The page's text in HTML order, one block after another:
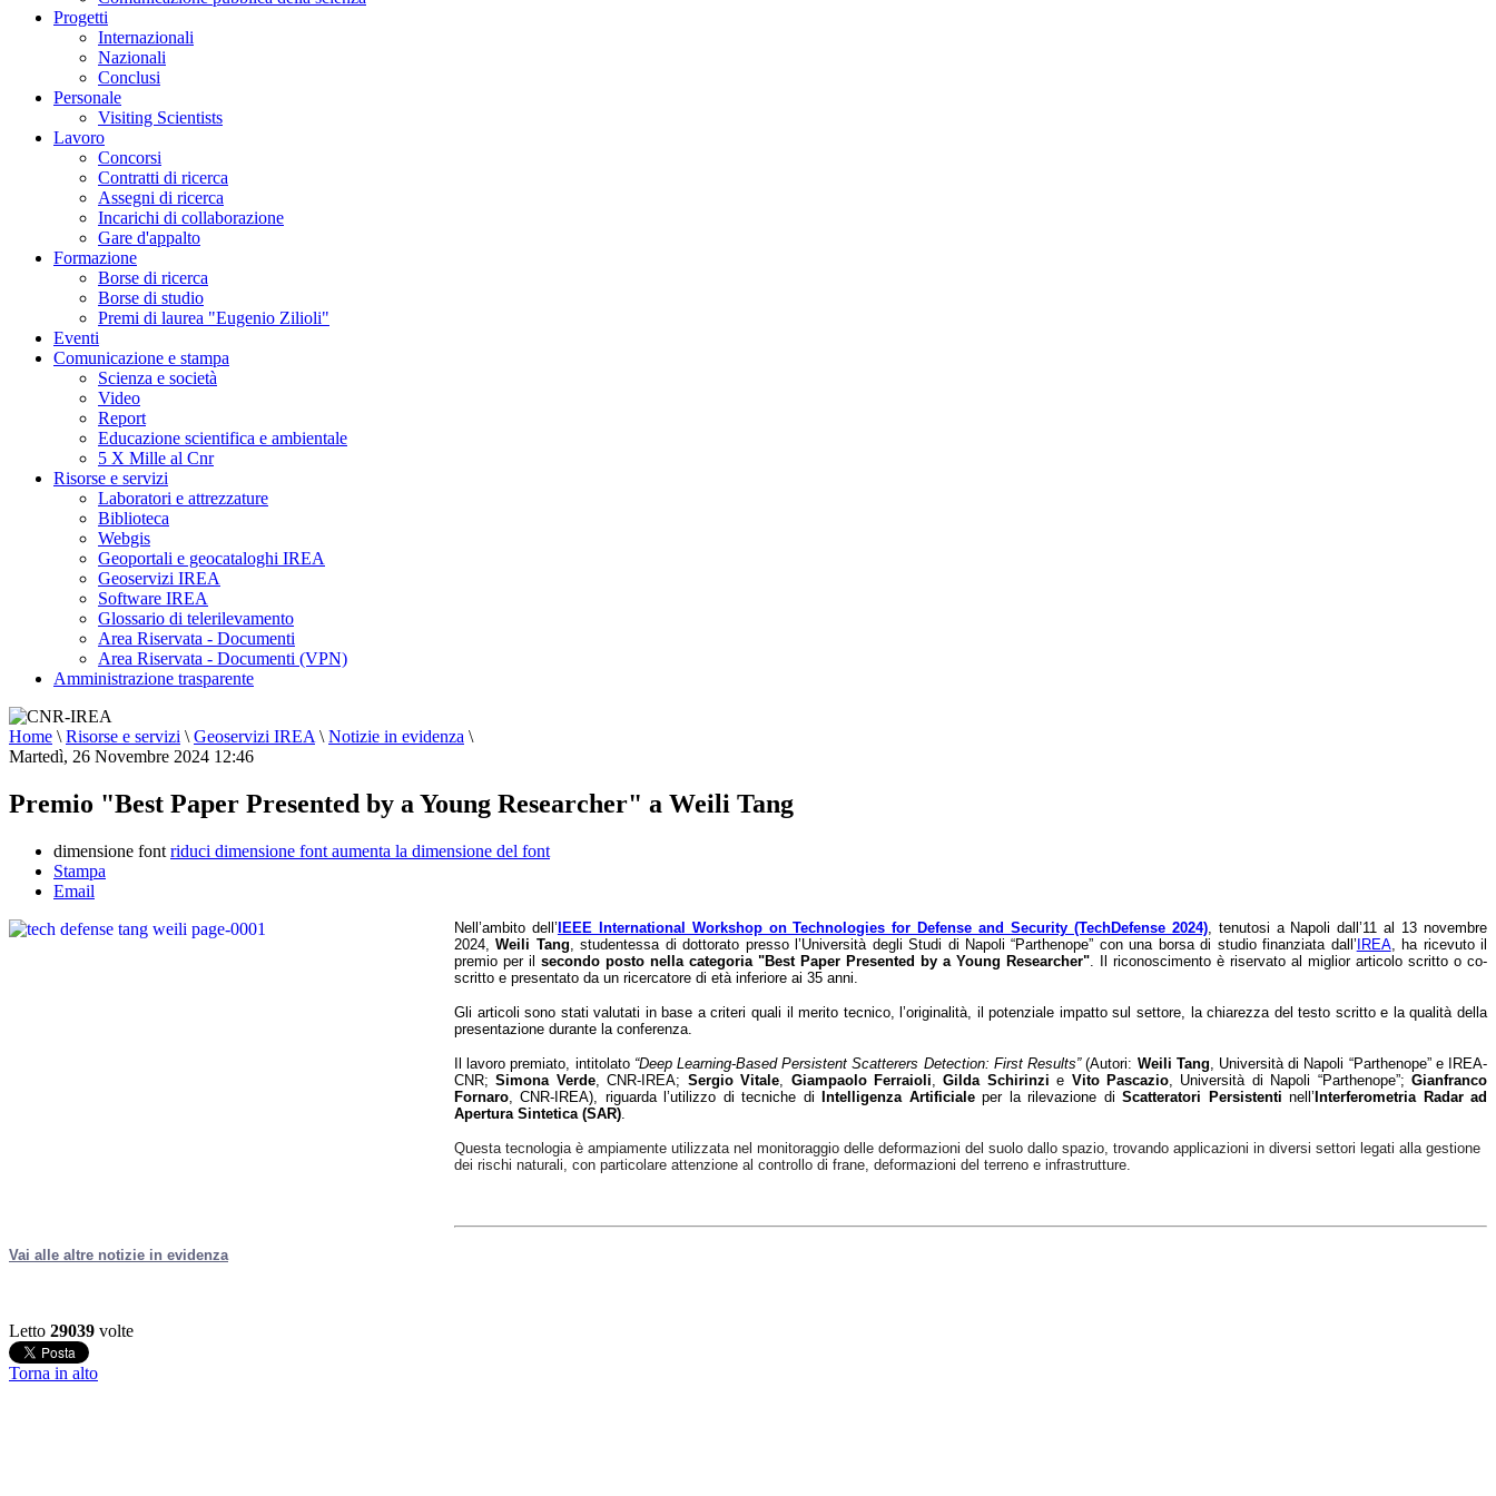
Progetti
Internazionali
Nazionali
Conclusi
Personale
Visiting Scientists
Lavoro
Concorsi
Contratti di ricerca
Assegni di ricerca
Incarichi di collaborazione
Gare d'appalto
Formazione
Borse di ricerca
Borse di studio
Premi di laurea "Eugenio Zilioli"
Eventi
Comunicazione e stampa
Scienza e società
Video
Report
Educazione scientifica e ambientale
5 X Mille al Cnr
Risorse e servizi
Laboratori e attrezzature
Biblioteca
Webgis
Geoportali e geocataloghi IREA
Geoservizi IREA
Software IREA
Glossario di telerilevamento
Area Riservata - Documenti
Area Riservata - Documenti (VPN)
Amministrazione trasparente
Home \ Risorse e servizi \ Geoservizi IREA \ Notizie in evidenza \
Martedì, 26 Novembre 2024 12:46
Premio "Best Paper Presented by a Young Researcher" a Weili Tang
dimensione font riduci dimensione font aumenta la dimensione del font
Stampa
Email
Nell’ambito dell’ IEEE International Workshop on Technologies for Defense and Security (TechDefense 2024), tenutosi a Napoli dall’11 al 13 novembre
2024,Weili Tang , studentessa di dottorato presso l’Università degli Studi di Napoli “Parthenope” con una borsa di studio finanziata dall’ IREA, ha ricevuto il
premio per il secondo posto nella categoria "Best Paper Presented by a Young Researcher" . Il riconoscimento è riservato al miglior articolo scritto o co-
scritto e presentato da un ricercatore di età inferiore ai 35 anni.
Gli articoli sono stati valutati in base a criteri quali il merito tecnico, l’originalità, il potenziale impatto sul settore, la chiarezza del testo scritto e la qualità della
presentazione durante la conferenza.
Il lavoro premiato, intitolato “Deep Learning-Based Persistent Scatterers Detection: First Results”(Autori: Weili Tang , Università di Napoli “Parthenope” e IREA-
CNR;Simona Verde, CNR-IREA; Sergio Vitale Giampaolo Ferraioli ,Gilda Schirinzi e Vito Pascazio , Università di Napoli “Parthenope”;Gianfranco
Fornaro , CNR-IREA), riguarda l’utilizzo di tecniche di Intelligenza Artificialeper la rilevazione diScatteratori Persistenti nell’ Interferometria Radar ad
Apertura Sintetica (SAR)
Questa tecnologia è ampiamente utilizzata nel monitoraggio delle deformazioni del suolo dallo spazio, trovando applicazioni in diversi settori legati alla gestione
dei rischi naturali, con particolare attenzione al controllo di frane, deformazioni del terreno e infrastrutture.
Vai alle altre notizie in evidenza
Letto 29039 volte
Torna in alto